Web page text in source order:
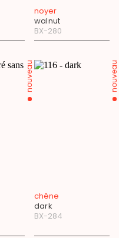
noyer
walnut
BX-280
nouveau
chêne
dark
BX-284
nouveau